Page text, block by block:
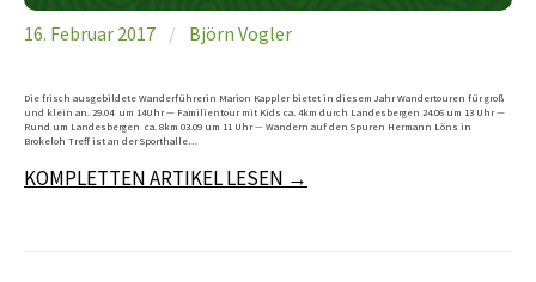
16. Februar 2017 / Björn Vogler
Die frisch ausgebildete Wanderführerin Marion Kappler bietet in diesem Jahr Wandertouren für groß
und klein an. 29.04 um 14Uhr — Familientour mit Kids ca. 4km durch Landesbergen 24.06 um 13 Uhr —
Rund um Landesbergen ca. 8km 03.09 um 11 Uhr — Wandern auf den Spuren Hermann Löns in
Brokeloh Treff ist an der Sporthalle…
KOMPLETTEN ARTIKEL LESEN →